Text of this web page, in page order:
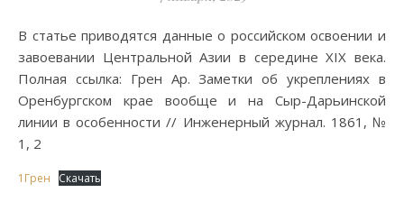
В статье приводятся данные о российском освоении и
завоевании Центральной Азии в середине XIX века.
Полная ссылка: Грен Ар. Заметки об укреплениях в
Оренбургском крае вообще и на Сыр-Дарьинской
линии в особенности // Инженерный журнал. 1861, №
1, 2
1Грен Скачать